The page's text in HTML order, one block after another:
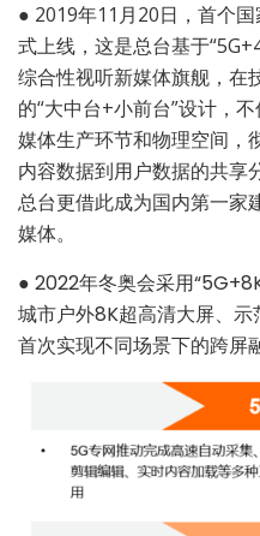
● 2019年11月20日，首个
式上线，这是总台基于
综合性视听新媒体旗舰，在
的“大中台+小前台”设计，
媒体生产环节和物理空间，
内容数据到用户数据的共享
总台更借此成为国内第一家
媒体。
● 2022年冬奥会采用
城市户外8K超高清大屏、示
首次实现不同场景下的跨屏